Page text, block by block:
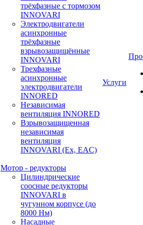
трёхфазные с тормозом
INNOVARI
Электродвигатели
асинхронные
трёхфазные
взрывозащищённые
INNOVARI
Трехфазные
асинхронные
электродвигатели
INNORED
Независимая
вентиляция INNORED
Взрывозащищенная
независимая
вентиляция
INNOVARI (Ex, EAC)
Мотор - редукторы
Цилиндрические
соосные редукторы
INNOVARI в
чугунном корпусе (до
8000 Нм)
Насадные
Услуги